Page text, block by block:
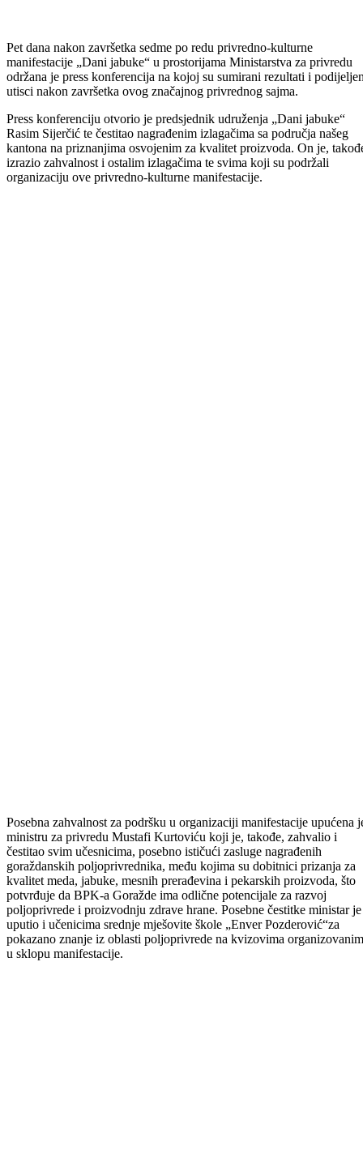
Pet dana nakon završetka sedme po redu privredno-kulturne
održana je press konferencija na kojoj su sumirani rezultati i
utisci nakon završetka ovog značajnog privrednog sajma.
Press konferenciju otvorio je predsjednik udruženja „Dani jabuke“
Rasim Sijerčić te čestitao nagrađenim izlagačima sa područja našeg
Posebna zahvalnost za podršku u organizaciji manifestacije upućena
ministru za privredu Mustafi Kurtoviću koji je, takođe, zahvalio i
čestitao svim učesnicima, posebno ističući zasluge nagrađenih
goraždanskih poljoprivrednika, među kojima su dobitnici prizanja za
kvalitet meda, jabuke, mesnih prerađevina i pekarskih proizvoda, što
potvrđuje da BPK-a Goražde ima odlične potencijale za razvoj
poljoprivrede i proizvodnju zdrave hrane. Posebne čestitke ministar je